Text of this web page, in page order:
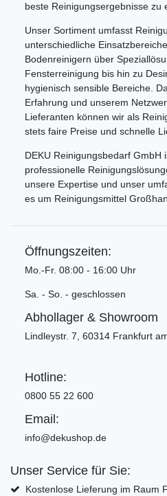
beste Reinigungsergebnisse zu
Unser Sortiment umfasst
unterschiedliche
Bodenreinigern über
Fensterreinigung bis hin zu
hygienisch sensible Bereiche.
Erfahrung und unserem
Lieferanten können wir als
stets faire Preise und schnelle
DEKU Reinigungsbedarf GmbH
professionelle
unsere Expertise und unser
es um Reinigungsmittel
Öffnungszeiten:
Mo.-Fr. 08:00 - 16:00 Uhr
Sa. - So. - geschlossen
Abhollager & Showroom
Lindleystr. 7, 60314 Frankfurt
Hotline:
0800 55 22 600
Email:
info@dekushop.de
Unser Service für Sie:
Kostenlose Lieferung im Raum